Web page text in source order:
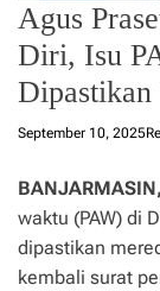
Agus
Diri, Isu
Dipastikan
September 10, 2025
waktu (PAW) di
dipastikan
kembali surat